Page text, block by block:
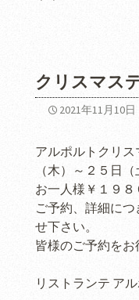
クリスマス
2021年11月10日
アルポルトクリ
（木）～２５日（
お一人様￥１９８
ご予約、詳細に
せ下さい。
皆様のご予約をお
リストランテ ア